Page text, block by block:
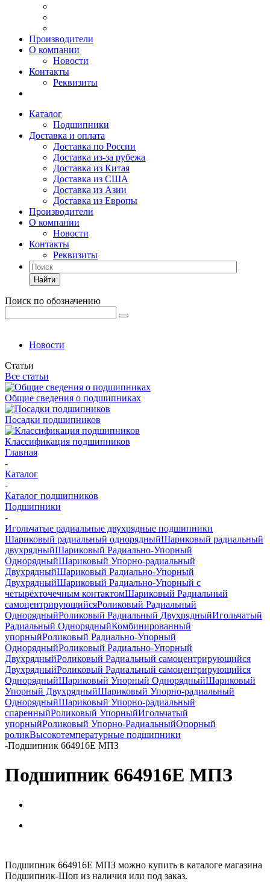
Производители
О компании
Новости
Контакты
Реквизиты
Каталог
Подшипники
Доставка и оплата
Доставка по России
Доставка из-за рубежа
Доставка из Китая
Доставка из США
Доставка из Азии
Доставка из Европы
Производители
О компании
Новости
Контакты
Реквизиты
Найти
Поиск по обозначению
Новости
Статьи
Все статьи
Общие сведения о подшипниках
Посадки подшипников
Классификация подшипников
Главная
-
Каталог
-
Каталог подшипников
Подшипники
-
Игольчатые радиальные двухрядные подшипники
Шариковый радиальный однорядныйШариковый радиальный
двухрядныйШариковый Радиально-Упорный
ОднорядныйШариковый Упорно-радиальный
ДвухрядныйШариковый Радиально-Упорный
ДвухрядныйШариковый Радиально-Упорный с
четырёхточечным контактомШариковый Радиальный
самоцентрирующийсяРоликовый Радиальный
ОднорядныйРоликовый Радиальный ДвухрядныйИгольчатый
Радиальный ОднорядныйКомбинированный
упорныйРоликовый Радиально-Упорный
ОднорядныйРоликовый Радиально-Упорный
ДвухрядныйРоликовый Радиальный самоцентрирующийся
ДвухрядныйРоликовый Радиальный самоцентрирующийся
ОднорядныйШариковый Упорный ОднорядныйШариковый
Упорный ДвухрядныйШариковый Упорно-радиальный
ОднорядныйШариковый Упорно-радиальный
спаренныйРоликовый УпорныйИгольчатый
упорныйРоликовый Упорно-РадиальныйОпорный
роликВысокотемпературные подшипники
-Подшипник 664916Е МПЗ
Подшипник 664916Е МПЗ
Подшипник 664916Е МПЗ можно купить в каталоге магазина
Подшипник-Шоп из наличия или под заказ.